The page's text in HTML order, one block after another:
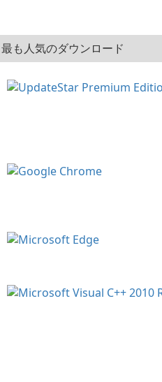
最も人気のダウンロード